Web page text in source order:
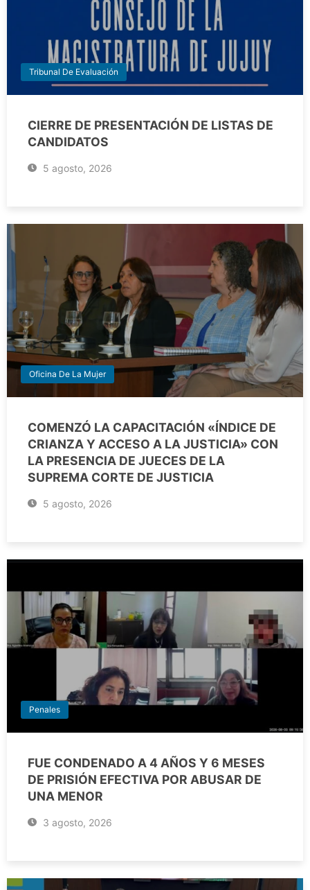
Tribunal De Evaluación
CIERRE DE PRESENTACIÓN DE LISTAS DE
CANDIDATOS
5 agosto, 2026
Oficina De La Mujer
COMENZÓ LA CAPACITACIÓN «ÍNDICE DE
CRIANZA Y ACCESO A LA JUSTICIA» CON
LA PRESENCIA DE JUECES DE LA
SUPREMA CORTE DE JUSTICIA
5 agosto, 2026
Penales
FUE CONDENADO A 4 AÑOS Y 6 MESES
DE PRISIÓN EFECTIVA POR ABUSAR DE
UNA MENOR
3 agosto, 2026